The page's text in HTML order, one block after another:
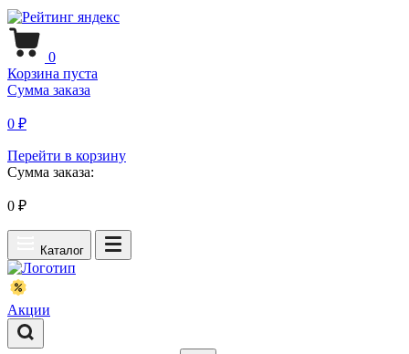
0
Корзина пуста
Сумма заказа
0 ₽
Перейти в корзину
Сумма заказа:
0 ₽
Каталог
Акции